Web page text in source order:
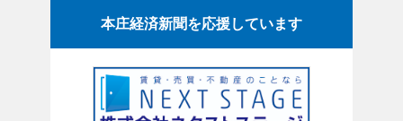
本庄経済新聞を応援しています